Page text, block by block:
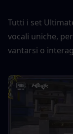
Tutti i set
vocali uniche,
vantarsi o